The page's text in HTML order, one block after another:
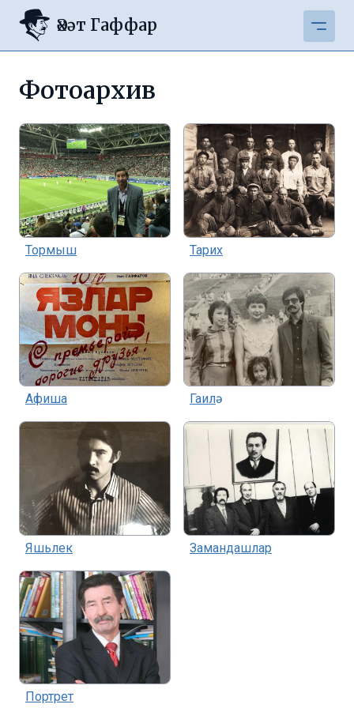
Әхәт Гаффар
Фотоархив
Тормыш Тарих
Афиша Гаилә
Яшьлек Замандашлар
Портрет